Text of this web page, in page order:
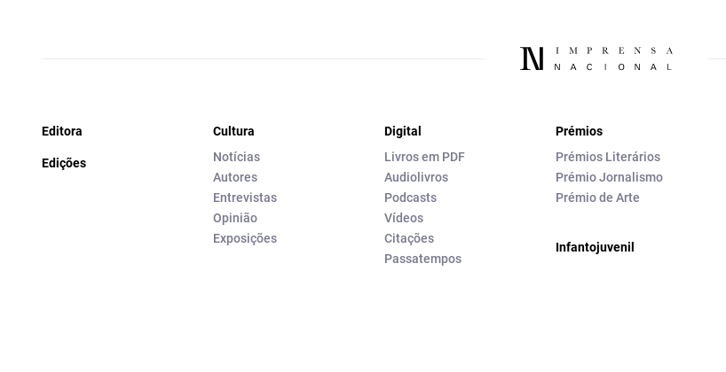
Editora
Edições
Cultura
Notícias
Autores
Entrevistas
Opinião
Exposições
Digital
Livros em PDF
Audiolivros
Podcasts
Vídeos
Citações
Passatempos
Prémios
Prémios Literários
Prémio Jornalismo
Prémio de Arte
Infantojuvenil